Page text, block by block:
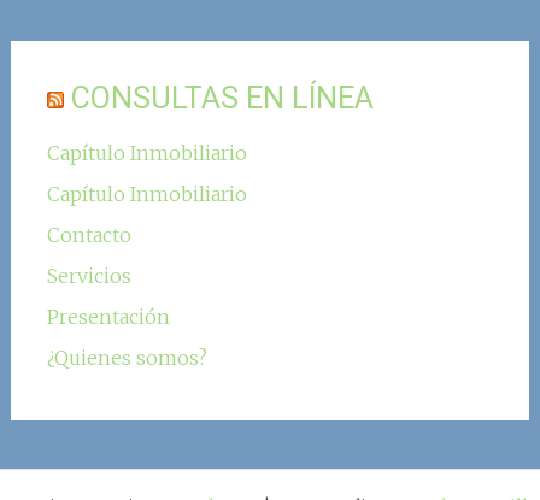
CONSULTAS EN LÍNEA
Capítulo Inmobiliario
Capítulo Inmobiliario
Contacto
Servicios
Presentación
¿Quienes somos?